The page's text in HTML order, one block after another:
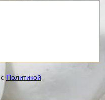
Политикой